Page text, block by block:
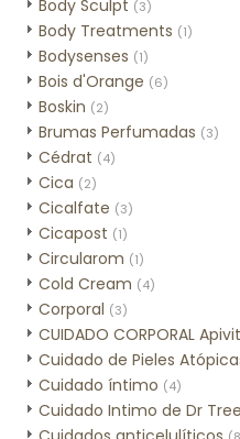
Body Sculpt (3)
Body Treatments (1)
Bodysenses (1)
Bois d'Orange (6)
Boskin (2)
Brumas Perfumadas (3)
Cédrat (4)
Cica (2)
Cicalfate (3)
Cicapost (1)
Circularom (1)
Cold Cream (4)
Corporal (3)
CUIDADO CORPORAL
Cuidado de Pieles
Cuidado íntimo (4)
Cuidado Intimo de Dr Tree